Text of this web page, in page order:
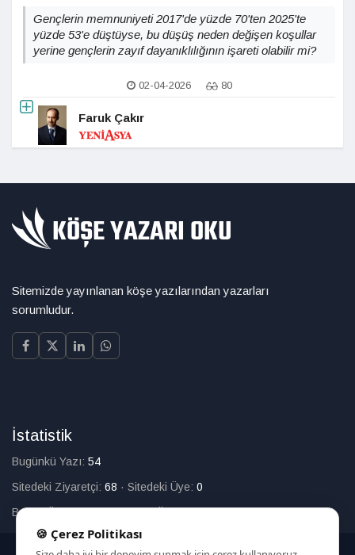
Gençlerin memnuniyeti 2017'de yüzde 70'ten 2025'te
yüzde 53'e düştüyse, bu düşüş neden değişen koşullar
yerine gençlerin zayıf dayanıklılığının işareti olabilir mi?
02-04-2026 80
Faruk Çakır
Sitemizde yayınlanan köşe yazılarından yazarları
sorumludur.
İstatistik
Bugünkü Yazı: 54
Sitedeki Ziyaretçi: 68 · Sitedeki Üye: 0
Bugün Üye Olan:0·Toplam Üye:226
🍪 Çerez Politikası